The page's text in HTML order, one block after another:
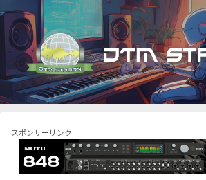
スポンサーリンク